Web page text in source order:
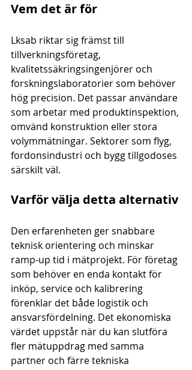
Vem det är för
Lksab riktar sig främst till
tillverkningsföretag,
kvalitetssäkringsingenjörer och
forskningslaboratorier som behöver
hög precision. Det passar användare
som arbetar med produktinspektion,
omvänd konstruktion eller stora
volymmätningar. Sektorer som flyg,
fordonsindustri och bygg tillgodoses
särskilt väl.
Varför välja detta alternativ
Den erfarenheten ger snabbare
teknisk orientering och minskar
ramp-up tid i mätprojekt. För företag
som behöver en enda kontakt för
inköp, service och kalibrering
förenklar det både logistik och
ansvarsfördelning. Det ekonomiska
värdet uppstår när du kan slutföra
fler mätuppdrag med samma
partner och färre tekniska